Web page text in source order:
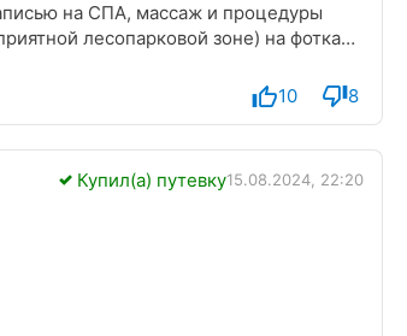
на СПА, массаж и процедуры
лесопарковой зоне) на фотках-
10 8
Купил(а) путевку15.08.2024, 22:20